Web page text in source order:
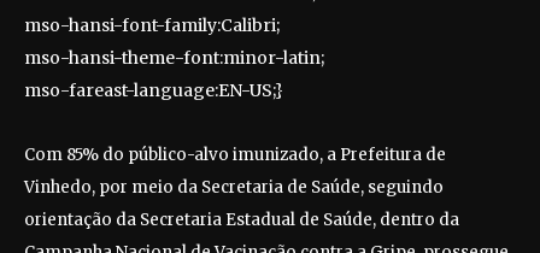
mso-hansi-font-family:Calibri;
mso-hansi-theme-font:minor-latin;
mso-fareast-language:EN-US;}
Com 85% do público-alvo imunizado, a Prefeitura de
Vinhedo, por meio da Secretaria de Saúde, seguindo
orientação da Secretaria Estadual de Saúde, dentro da